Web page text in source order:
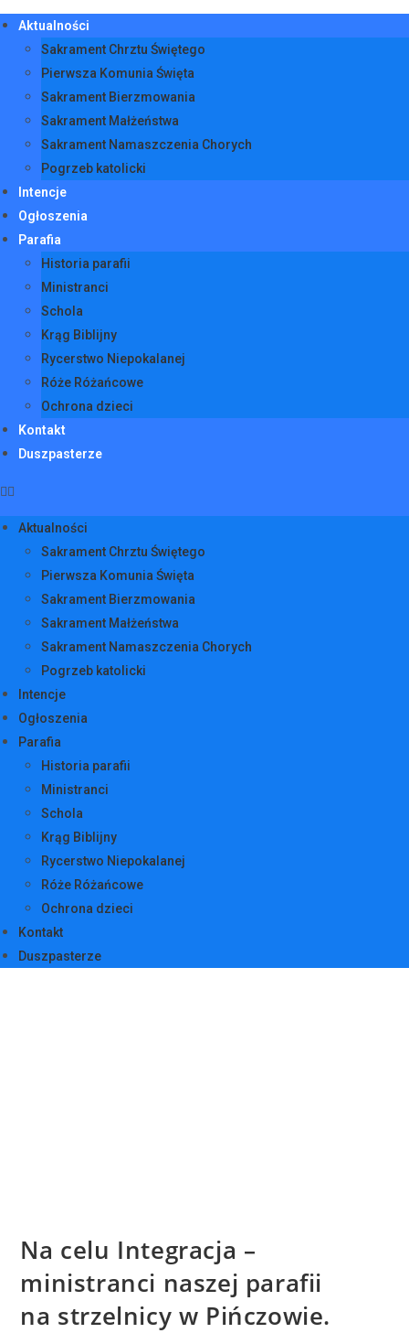
Aktualności
Sakrament Chrztu Świętego
Pierwsza Komunia Święta
Sakrament Bierzmowania
Sakrament Małżeństwa
Sakrament Namaszczenia Chorych
Pogrzeb katolicki
Intencje
Ogłoszenia
Parafia
Historia parafii
Ministranci
Schola
Krąg Biblijny
Rycerstwo Niepokalanej
Róże Różańcowe
Ochrona dzieci
Kontakt
Duszpasterze
Aktualności
Sakrament Chrztu Świętego
Pierwsza Komunia Święta
Sakrament Bierzmowania
Sakrament Małżeństwa
Sakrament Namaszczenia Chorych
Pogrzeb katolicki
Intencje
Ogłoszenia
Parafia
Historia parafii
Ministranci
Schola
Krąg Biblijny
Rycerstwo Niepokalanej
Róże Różańcowe
Ochrona dzieci
Kontakt
Duszpasterze
Na celu Integracja –
ministranci naszej parafii
na strzelnicy w Pińczowie.